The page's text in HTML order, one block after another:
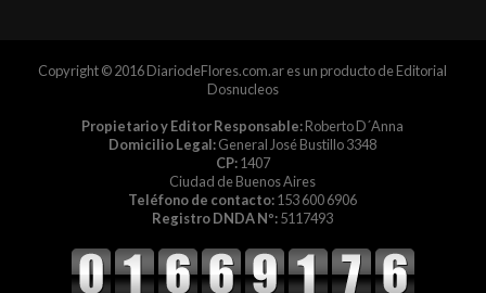
Copyright © 2016 DiariodeFlores.com.ar es un producto de Editorial
Dosnucleos
Propietario y Editor Responsable:Roberto D´Anna
Domicilio Legal:General José Bustillo 3348
CP:1407
Ciudad de Buenos Aires
Teléfono de contacto:153 600 6906
Registro DNDA Nº:5117493